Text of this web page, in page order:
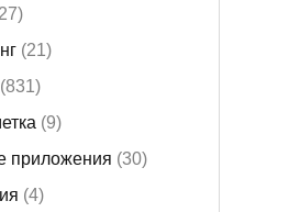
(21)
(9)
приложения (30)
(4)